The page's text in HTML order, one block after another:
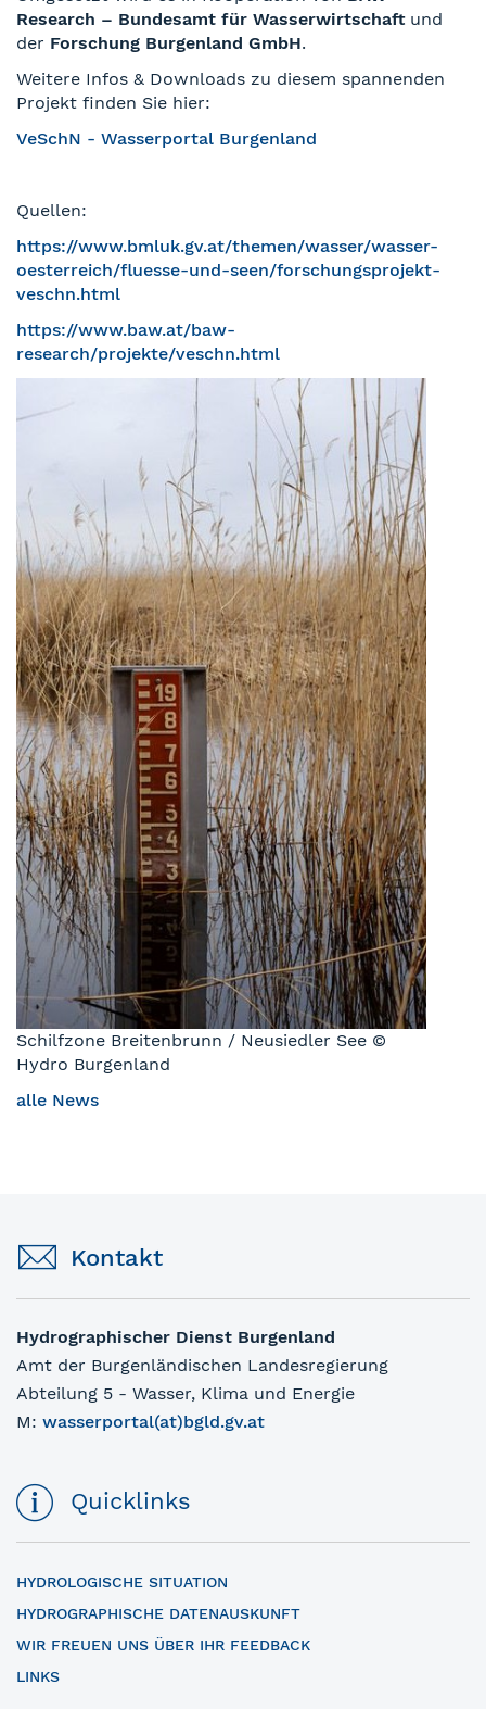
Research – Bundesamt für Wasserwirtschaftund
der Forschung Burgenland GmbH.
Weitere Infos & Downloads zu diesem spannenden
Projekt finden Sie hier:
VeSchN - Wasserportal Burgenland
Quellen:
https://www.bmluk.gv.at/themen/wasser/wasser-
oesterreich/fluesse-und-seen/forschungsprojekt-
veschn.html
https://www.baw.at/baw-
research/projekte/veschn.html
Schilfzone Breitenbrunn / Neusiedler See ©
Hydro Burgenland
alle News
Kontakt
Hydrographischer Dienst Burgenland
Amt der Burgenländischen Landesregierung
Abteilung 5 - Wasser, Klima und Energie
M: wasserportal(at)bgld.gv.at
Quicklinks
HYDROLOGISCHE SITUATION
HYDROGRAPHISCHE DATENAUSKUNFT
WIR FREUEN UNS ÜBER IHR FEEDBACK
LINKS